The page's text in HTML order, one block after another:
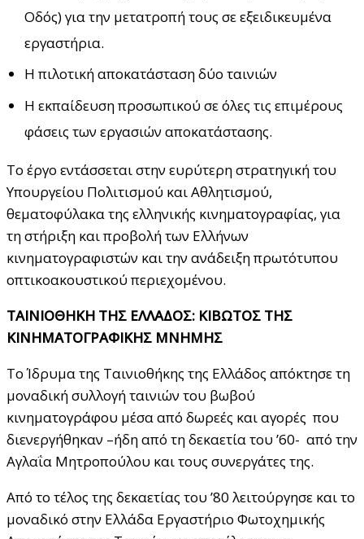
Οδός) για την μετατροπή τους σε εξειδικευμένα
εργαστήρια.
Η πιλοτική αποκατάσταση δύο ταινιών
Η εκπαίδευση προσωπικού σε όλες τις επιμέρους
φάσεις των εργασιών αποκατάστασης.
Το έργο εντάσσεται στην ευρύτερη στρατηγική του
Υπουργείου Πολιτισμού και Αθλητισμού,
θεματοφύλακα της ελληνικής κινηματογραφίας, για
τη στήριξη και προβολή των Ελλήνων
κινηματογραφιστών και την ανάδειξη πρωτότυπου
οπτικοακουστικού περιεχομένου.
ΤΑΙΝΙΟΘΗΚΗ ΤΗΣ ΕΛΛΑΔΟΣ: ΚΙΒΩΤΟΣ THΣ
ΚΙΝΗΜΑΤΟΓΡΑΦΙΚΗΣ ΜΝΗΜΗΣ
Το Ίδρυμα της Ταινιοθήκης της Ελλάδος απόκτησε τη
μοναδική συλλογή ταινιών του βωβού
κινηματογράφου μέσα από δωρεές και αγορές που
διενεργήθηκαν –ήδη από τη δεκαετία του ’60- από την
Αγλαΐα Μητροπούλου και τους συνεργάτες της.
Από το τέλος της δεκαετίας του ’80 λειτούργησε και το
μοναδικό στην Ελλάδα Εργαστήριο Φωτοχημικής